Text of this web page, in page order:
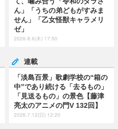
ん」「うちの弟どもがすみま
せん」「乙女怪獣キャラメリ
ゼ」
2026.8.6(木) 17:50
連載
「淡島百景」歌劇学校の“箱の
中”であり続ける「去るもの」
「見送るもの」の景色【藤津
亮太のアニメの門V 132回】
2026.7.12(日) 12:20